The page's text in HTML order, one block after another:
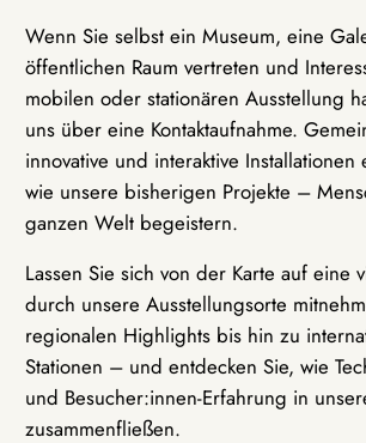
Wenn Sie selbst ein Museum, eine
öffentlichen Raum vertreten und
mobilen oder stationären Ausstellung
uns über eine Kontaktaufnahme.
innovative und interaktive
wie unsere bisherigen Projekte –
ganzen Welt begeistern.
Lassen Sie sich von der Karte auf eine
durch unsere Ausstellungsorte
regionalen Highlights bis hin zu
Stationen – und entdecken Sie, wie
und Besucher:innen-Erfahrung in
zusammenfließen.